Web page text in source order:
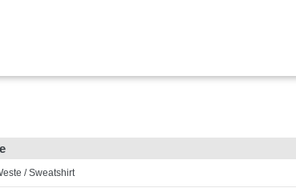
/ Sweatshirt